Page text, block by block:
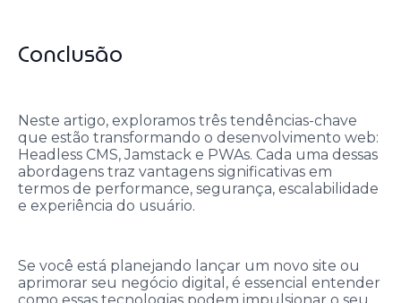
Conclusão
Neste artigo, exploramos três tendências-chave
que estão transformando o desenvolvimento web:
Headless CMS, Jamstack e PWAs. Cada uma dessas
abordagens traz vantagens significativas em
termos de performance, segurança, escalabilidade
e experiência do usuário.
Se você está planejando lançar um novo site ou
aprimorar seu negócio digital, é essencial entender